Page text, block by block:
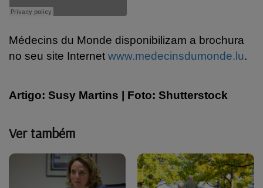
Médecins du Monde disponibilizam a brochura
no seu site Internet www.medecinsdumonde.lu.
Artigo: Susy Martins | Foto: Shutterstock
Ver também